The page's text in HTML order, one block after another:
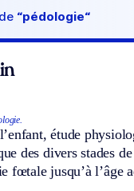
“pédologie“
étude
des divers stades
fœtale jusqu’à l’âge